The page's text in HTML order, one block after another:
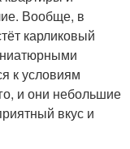
Вообще, в
карликовый
к условиям
и они небольшие
вкус и